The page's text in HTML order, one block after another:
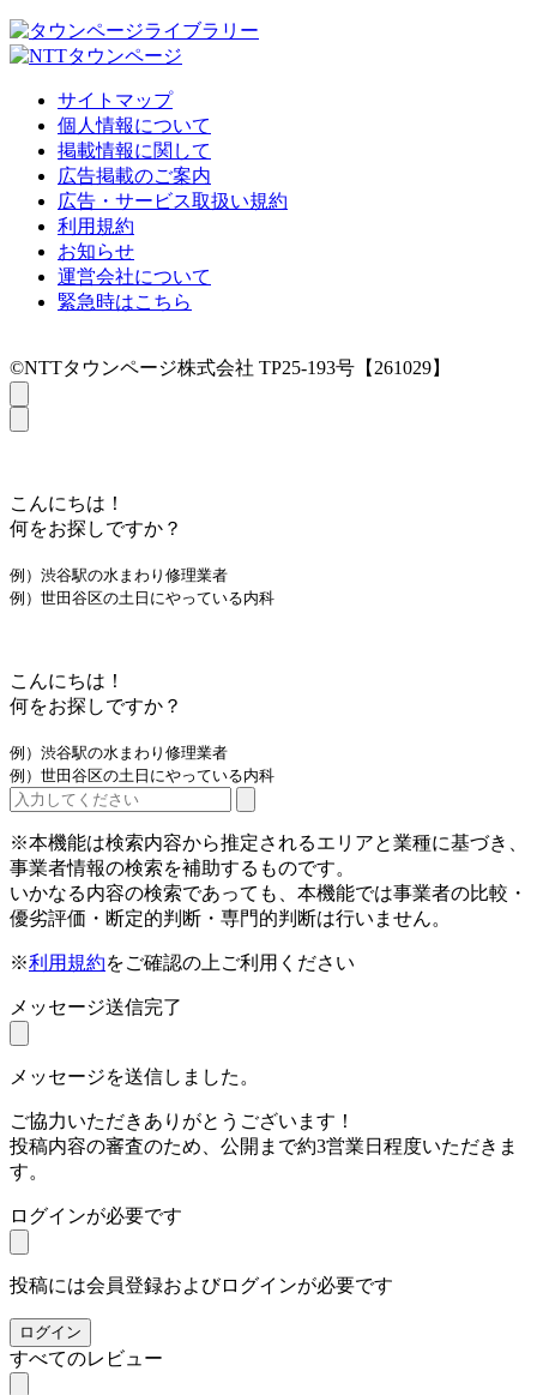
サイトマップ
個人情報について
掲載情報に関して
広告掲載のご案内
広告・サービス取扱い規約
利用規約
お知らせ
運営会社について
緊急時はこちら
©NTTタウンページ株式会社 TP25-193号【261029】
こんにちは！
何をお探しですか？
例）渋谷駅の水まわり修理業者
例）世田谷区の土日にやっている内科
こんにちは！
何をお探しですか？
例）渋谷駅の水まわり修理業者
例）世田谷区の土日にやっている内科
※本機能は検索内容から推定されるエリアと業種に基づき、
事業者情報の検索を補助するものです。
いかなる内容の検索であっても、本機能では事業者の比較・
優劣評価・断定的判断・専門的判断は行いません。
※利用規約をご確認の上ご利用ください
メッセージ送信完了
メッセージを送信しました。
ご協力いただきありがとうございます！
投稿内容の審査のため、公開まで約3営業日程度いただきま
す。
ログインが必要です
投稿には会員登録およびログインが必要です
ログイン
すべてのレビュー